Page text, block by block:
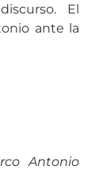
El
ante la
Antonio